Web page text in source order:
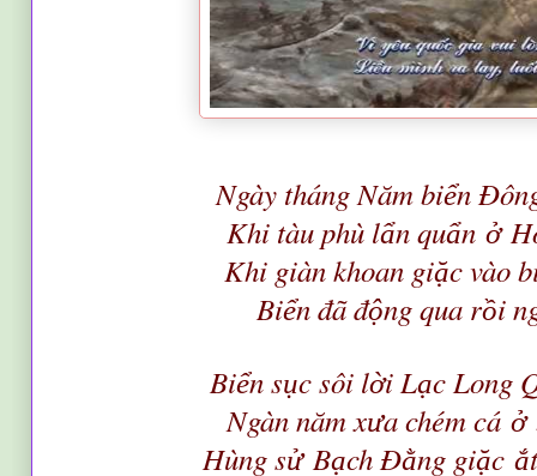
Ngày tháng Năm biển
Khi tàu phù lẩn quẩn ở
Khi giàn khoan giặc vào
Biển đã động qua rồi
Biển sục sôi lời Lạc Long
Ngàn năm xưa chém cá ở
Hùng sử Bạch Đằng giặc ắ